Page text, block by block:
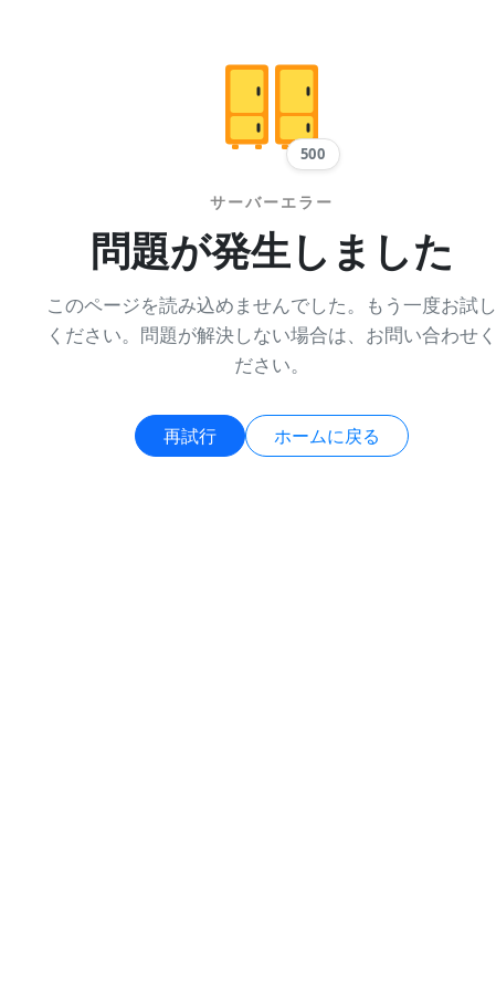
500
サーバーエラー
問題が発生しました
このページを読み込めませんでした。もう一度お試し
ください。問題が解決しない場合は、お問い合わせく
ださい。
再試行 ホームに戻る